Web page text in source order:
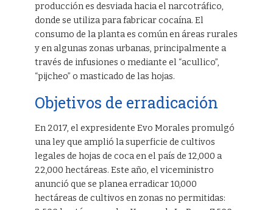
producción es desviada hacia el narcotráfico,
donde se utiliza para fabricar cocaína. El
consumo de la planta es común en áreas rurales
y en algunas zonas urbanas, principalmente a
través de infusiones o mediante el “acullico”,
“pijcheo” o masticado de las hojas.
Objetivos de erradicación
En 2017, el expresidente Evo Morales promulgó
una ley que amplió la superficie de cultivos
legales de hojas de coca en el país de 12,000 a
22,000 hectáreas. Este año, el viceministro
anunció que se planea erradicar 10,000
hectáreas de cultivos en zonas no permitidas: